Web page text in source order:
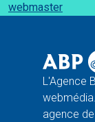
webmaster
L'Agence
agence